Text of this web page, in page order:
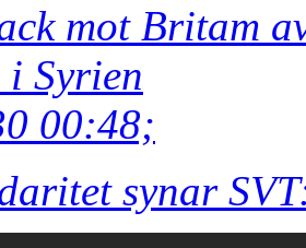
mot Britam
Syrien
00:48;
synar